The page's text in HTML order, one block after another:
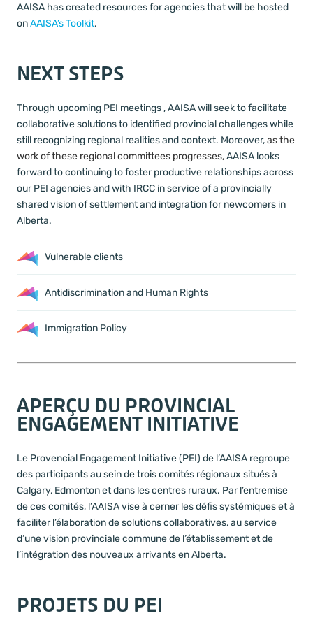
AAISA has created resources for agencies that will be hosted
onAAISA’s Toolkit.
NEXT STEPS
Through upcoming PEI meetings , AAISA will seek to facilitate
collaborative solutions to identified provincial challenges while
still recognizing regional realities and context. Moreover,as the
work of these regional committees progresses,AAISA looks
forward to continuing to foster productive relationships across
our PEI agencies and with IRCC in service of a provincially
shared vision of settlement and integration for newcomers in
Alberta.
Vulnerable clients
Antidiscrimination and Human Rights
Immigration Policy
APERÇU DU PROVINCIAL
ENGAGEMENT INITIATIVE
Le Provencial Engagement Initiative (PEI) de l’AAISA regroupe
des participants au sein de trois comités régionaux situés à
Calgary, Edmonton et dans les centres ruraux. Par l’entremise
de ces comités, l’AAISA vise à cerner les défis systémiques et à
faciliter l’élaboration de solutions collaboratives, au service
d’une vision provinciale commune de l’établissement et de
l’intégration des nouveaux arrivants en Alberta.
PROJETS DU PEI